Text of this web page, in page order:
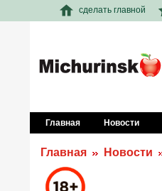
сделать главной
Главная Новости
Главная Новости